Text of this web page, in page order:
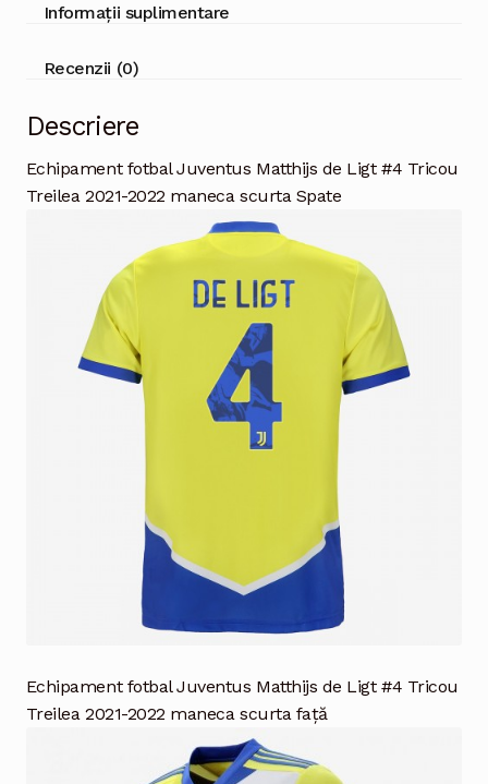
Informații suplimentare
Recenzii (0)
Descriere
Echipament fotbal Juventus Matthijs de Ligt #4 Tricou
Treilea 2021-2022 maneca scurta Spate
Echipament fotbal Juventus Matthijs de Ligt #4 Tricou
Treilea 2021-2022 maneca scurta față